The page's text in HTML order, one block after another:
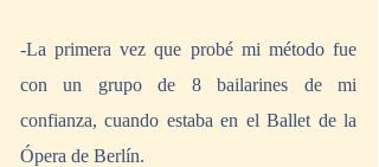
-La primera vez que probé mi método fue
con un grupo de 8 bailarines de mi
confianza, cuando estaba en el Ballet de la
Ópera de Berlín.